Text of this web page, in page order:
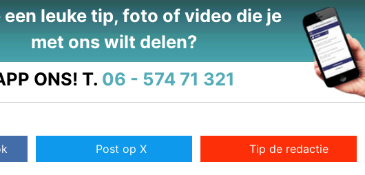
een leuke tip, foto of video die je
met ons wilt delen?
ONS! T. 06 - 574 71 321
Post op X Tip de redactie